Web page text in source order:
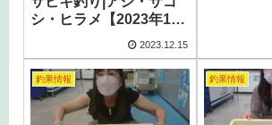
シ・ヒラメ【2023年11
2023.12.15
釣果情報 釣果情報